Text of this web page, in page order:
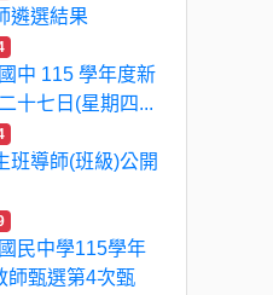
遴選結果
中 115 學年度新
十七日(星期四...
班導師(班級)公開
民中學115學年
師甄選第4次甄